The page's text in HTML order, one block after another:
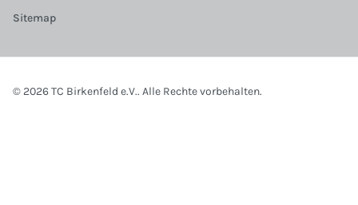
Sitemap
© 2026 TC Birkenfeld e.V.. Alle Rechte vorbehalten.